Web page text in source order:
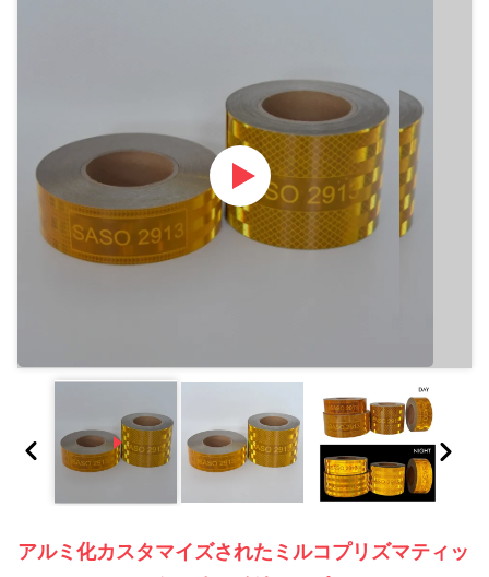
アルミ化カスタマイズされたミルコプリズマティッ